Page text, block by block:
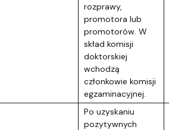
rozprawy,
promotora lub
promotorów. W
skład komisji
doktorskiej
wchodzą
członkowie komisji
egzaminacyjnej.
Po uzyskaniu
pozytywnych